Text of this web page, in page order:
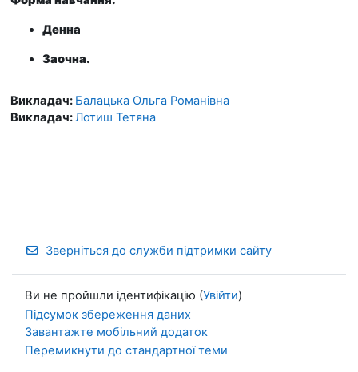
Денна
Заочна.
Викладач: Балацька Ольга Романівна
Викладач:Лотиш Тетяна
Зверніться до служби підтримки сайту
Ви не пройшли ідентифікацію (Увійти)
Підсумок збереження даних
Завантажте мобільний додаток
Перемикнути до стандартної теми